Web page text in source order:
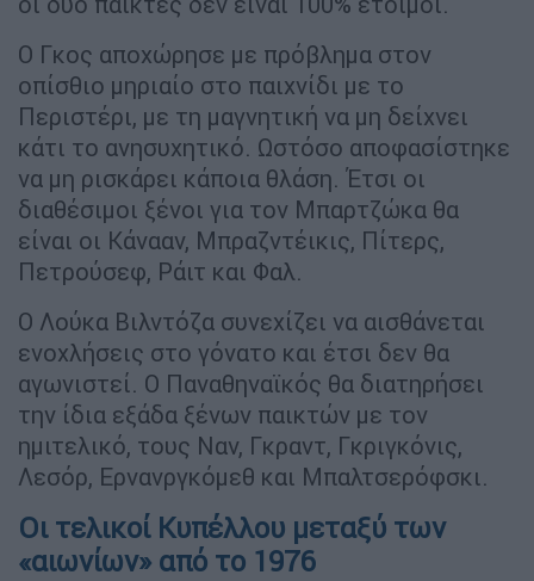
Ο Γκος αποχώρησε με πρόβλημα στον
οπίσθιο μηριαίο στο παιχνίδι με το
Περιστέρι, με τη μαγνητική να μη δείχνει
κάτι το ανησυχητικό. Ωστόσο αποφασίστηκε
να μη ρισκάρει κάποια θλάση. Έτσι οι
διαθέσιμοι ξένοι για τον Μπαρτζώκα θα
είναι οι Κάνααν, Μπραζντέικις, Πίτερς,
Πετρούσεφ, Ράιτ και Φαλ.
Ο Λούκα Βιλντόζα συνεχίζει να αισθάνεται
ενοχλήσεις στο γόνατο και έτσι δεν θα
αγωνιστεί. Ο Παναθηναϊκός θα διατηρήσει
την ίδια εξάδα ξένων παικτών με τον
ημιτελικό, τους Ναν, Γκραντ, Γκριγκόνις,
Λεσόρ, Ερνανργκόμεθ και Μπαλτσερόφσκι.
Oι τελικοί Κυπέλλου μεταξύ των
«αιωνίων» από το 1976